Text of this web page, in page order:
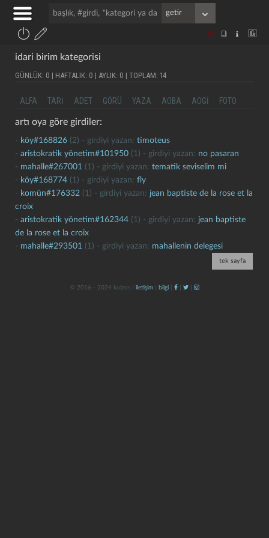
idari birim kategorisi
GÜNLÜK: 0 | HAFTALIK: 0 | AYLIK: 0 | TOPLAM: 14
ALFA TARI ADET GÖRÜ YAZA AOBA AOGI FOTO
artı oya göre girdiler:
- köy#168826 (2) - girdiyi yazan: timoteus
- aristokratik yönetim#101950 (1) - girdiyi yazan: no pasaran
- mahalle#267001 (1) - girdiyi yazan: tematik seviselim mi
- köy#168774 (1) - girdiyi yazan: fly
- komün#176332 (1) - girdiyi yazan: jean baptiste de la rose et la
croix
- aristokratik yönetim#162344 (1) - girdiyi yazan: jean baptiste
de la rose et la croix
- mahalle#293501 (1) - girdiyi yazan: mahallenin delegesi
tek sayfa
© 2016 - 2024 kulzos | iletişim| bilgi| | |